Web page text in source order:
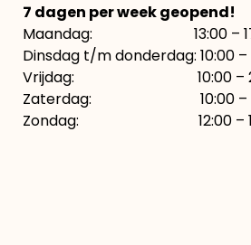
7 dagen per week geopend!
Maandag: 13:00 –
Dinsdag t/m donderdag: 10:00 –
Vrijdag: 10:00 –
Zaterdag: 10:00 –
Zondag: 12:00 –